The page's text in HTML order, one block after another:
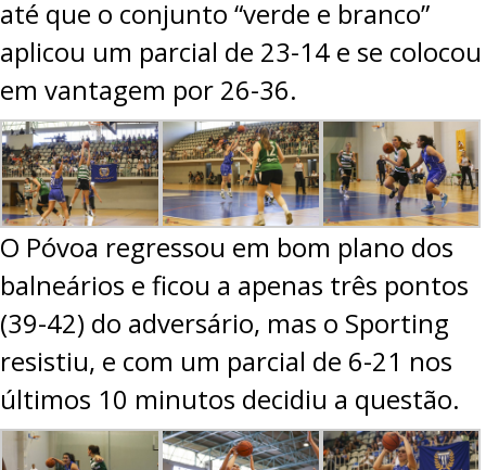
até que o conjunto “verde e branco”
aplicou um parcial de 23-14 e se colocou
em vantagem por 26-36.
O Póvoa regressou em bom plano dos
balneários e ficou a apenas três pontos
(39-42) do adversário, mas o Sporting
resistiu, e com um parcial de 6-21 nos
últimos 10 minutos decidiu a questão.